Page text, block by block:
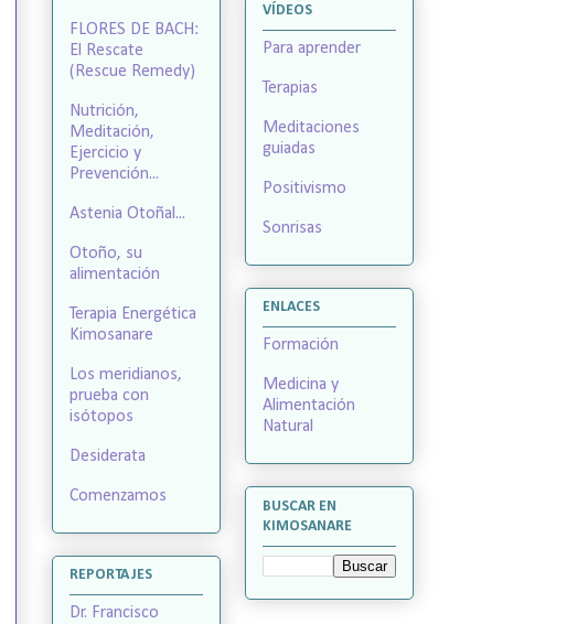
FLORES DE BACH:
El Rescate
(Rescue Remedy)
Nutrición,
Meditación,
Ejercicio y
Prevención...
Astenia Otoñal...
Otoño, su
alimentación
Terapia Energética
Kimosanare
Los meridianos,
prueba con
isótopos
Desiderata
Comenzamos
REPORTAJES
Dr. Francisco
VÍDEOS
Para aprender
Terapias
Meditaciones
guiadas
Positivismo
Sonrisas
ENLACES
Formación
Medicina y
Alimentación
Natural
BUSCAR EN
KIMOSANARE